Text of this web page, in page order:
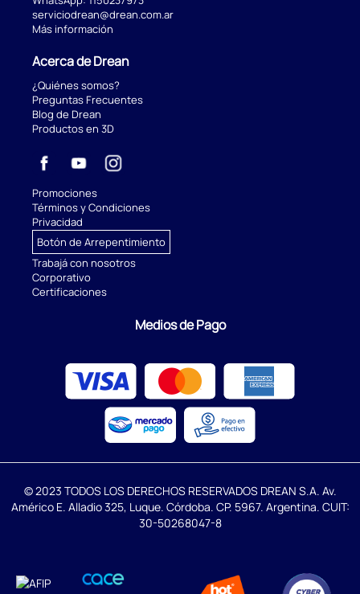
serviciodrean@drean.com.ar
Más información
Acerca de Drean
¿Quiénes somos?
Preguntas Frecuentes
Blog de Drean
Productos en 3D
Promociones
Términos y Condiciones
Privacidad
Botón de Arrepentimiento
Trabajá con nosotros
Corporativo
Certificaciones
Medios de Pago
© 2023 TODOS LOS DERECHOS RESERVADOS DREAN S.A. Av.
Américo E. Alladio 325, Luque. Córdoba. CP. 5967. Argentina. CUIT:
30-50268047-8